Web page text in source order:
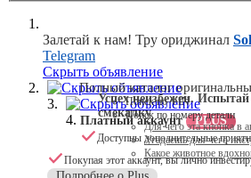
Залетай к нам! Тру ориджинал
Telegram
Скрыть объявление
Полный каталог
Поиск по VIN
Поиск по номеру детали
Скрыть объявление
Успех неизбежен.
смекалку
Для чего эта кнопка в
Угадаешь для чего
Какое животное
Скрыть объявление
Платный аккаунт PLUS
Доступны дополнительные
Покупая этот аккаунт, вы лично